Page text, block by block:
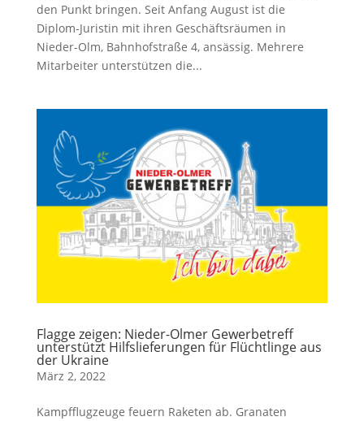
den Punkt bringen. Seit Anfang August ist die
Diplom-Juristin mit ihren Geschäftsräumen in
Nieder-Olm, Bahnhofstraße 4, ansässig. Mehrere
Mitarbeiter unterstützen die...
Flagge zeigen: Nieder-Olmer Gewerbetreff
unterstützt Hilfslieferungen für Flüchtlinge aus
der Ukraine
März 2, 2022
Kampfflugzeuge feuern Raketen ab. Granaten